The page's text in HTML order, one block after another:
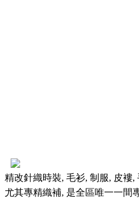
精改針織時裝, 毛衫, 制服, 皮褸
尤其專精織補, 是全區唯一一間